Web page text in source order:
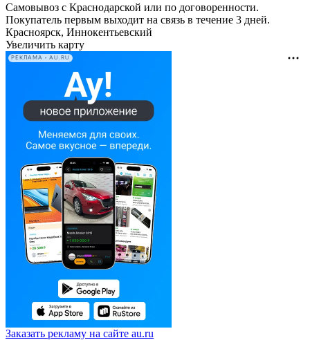
Самовывоз с Краснодарской или по договоренности.
Покупатель первым выходит на связь в течение 3 дней.
Красноярск, Иннокентьевский
Увеличить карту
РЕКЛАМА • AU.RU
Заказать рекламу на сайте au.ru